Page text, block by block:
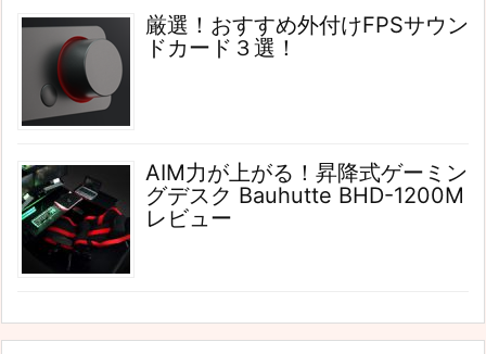
厳選！おすすめ外付けFPSサウン
ドカード３選！
AIM力が上がる！昇降式ゲーミン
グデスク Bauhutte BHD-1200M
レビュー